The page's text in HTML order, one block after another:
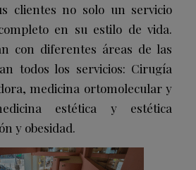
clientes no solo un servicio
en su estilo de vida.
con diferentes áreas de las
todos los servicios: Cirugía
medicina ortomolecular y
estética y estética
y obesidad.